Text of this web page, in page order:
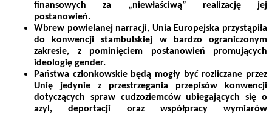
finansowych za „niewłaściwą” realizację jej
postanowień.
Wbrew powielanej narracji, Unia Europejska przystąpiła
do konwencji stambulskiej w bardzo ograniczonym
zakresie, z pominięciem postanowień promujących
ideologię gender.
Państwa członkowskie będą mogły być rozliczane przez
Unię jedynie z przestrzegania przepisów konwencji
dotyczących spraw cudzoziemców ubiegających się o
azyl, deportacji oraz współpracy wymiarów